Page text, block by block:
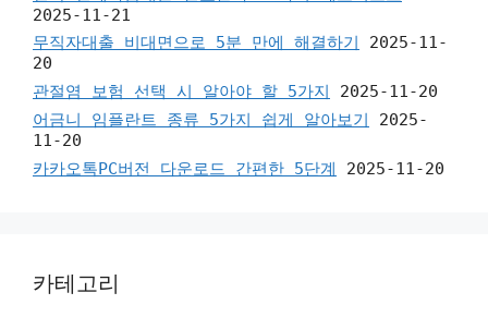
2025-11-21
무직자대출 비대면으로 5분 만에 해결하기
2025-11-
20
관절염 보험 선택 시 알아야 할 5가지
2025-11-20
어금니 임플란트 종류 5가지 쉽게 알아보기
2025-
11-20
카카오톡PC버전 다운로드 간편한 5단계
2025-11-20
카테고리